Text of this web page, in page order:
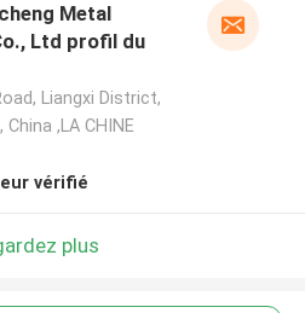
Metal
Ltd profil du
Liangxi District,
,LA CHINE
vérifié
plus